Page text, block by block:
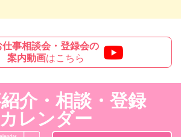
仕事相談会・登録会の
案内動画はこちら
介・相談・登録
カレンダー